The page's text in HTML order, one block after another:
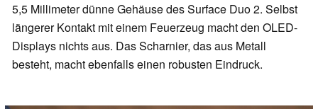
5,5 Millimeter dünne Gehäuse des Surface Duo 2. Selbst
längerer Kontakt mit einem Feuerzeug macht den OLED-
Displays nichts aus. Das Scharnier, das aus Metall
besteht, macht ebenfalls einen robusten Eindruck.